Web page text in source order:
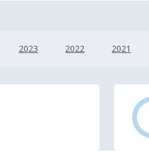
2023 2022 2021